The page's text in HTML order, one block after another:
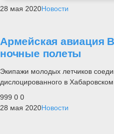
28 мая 2020Новости
Армейская авиация
ночные полеты
Экипажи молодых летчиков
дислоцированного в Хабаровском
999 0 0
28 мая 2020Новости